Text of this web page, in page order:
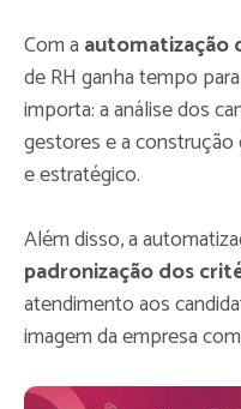
Com a automatização
de RH ganha tempo
importa: a análise dos
gestores e a
e estratégico.
Além disso, a
padronização dos
atendimento aos
imagem da empresa